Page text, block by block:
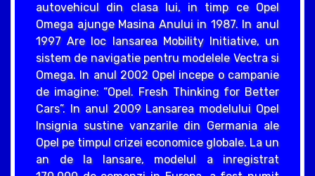
autovehicul din clasa lui, in timp ce Opel
Omega ajunge Masina Anului in 1987. In anul
1997 Are loc lansarea Mobility Initiative, un
sistem de navigatie pentru modelele Vectra si
Omega. In anul 2002 Opel incepe o campanie
de imagine: “Opel. Fresh Thinking for Better
Cars”. In anul 2009 Lansarea modelului Opel
Insignia sustine vanzarile din Germania ale
Opel pe timpul crizei economice globale. La un
an de la lansare, modelul a inregistrat